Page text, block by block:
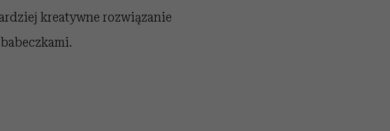
kreatywne rozwiązanie